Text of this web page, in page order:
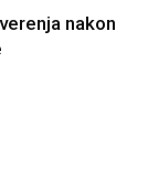
nakon